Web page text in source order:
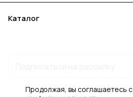
Каталог
Продолжая, вы соглашаетесь с